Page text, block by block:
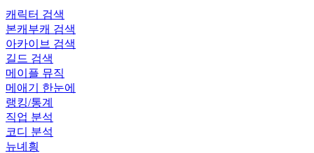
캐릭터 검색
본캐부캐 검색
아카이브 검색
길드 검색
메이플 뮤직
메애기 한눈에
랭킹/통계
직업 분석
코디 분석
뉴녜힁